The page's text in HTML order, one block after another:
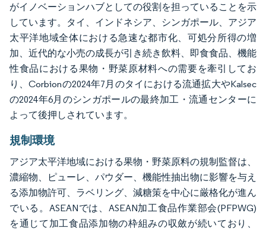
がイノベーションハブとしての役割を担っていることを示
しています。タイ、インドネシア、シンガポール、アジア
太平洋地域全体における急速な都市化、可処分所得の増
加、近代的な小売の成長が引き続き飲料、即食食品、機能
性食品における果物・野菜原材料への需要を牽引してお
り、Corbionの2024年7月のタイにおける流通拡大やKalsec
の2024年6月のシンガポールの最終加工・流通センターに
よって後押しされています。
規制環境
アジア太平洋地域における果物・野菜原料の規制監督は、
濃縮物、ピューレ、パウダー、機能性抽出物に影響を与え
る添加物許可、ラベリング、減糖策を中心に厳格化が進ん
でいる。ASEANでは、ASEAN加工食品作業部会(PFPWG)
を通じて加工食品添加物の枠組みの収斂が続いており、